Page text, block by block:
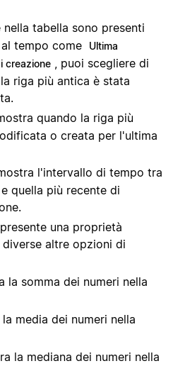
nella tabella sono presenti
tempo come
Ultima
creazione
, puoi scegliere di
riga più antica è stata
quando la riga più
o creata per l'ultima
l'intervallo di tempo tra
quella più recente di
una proprietà
diverse altre opzioni di
la somma dei numeri nella
media dei numeri nella
la mediana dei numeri nella